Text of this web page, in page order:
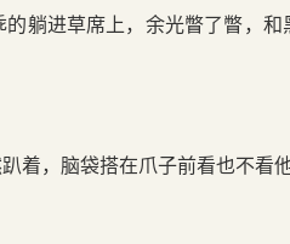
躺进草席上，余光瞥了瞥，和
着，脑袋搭在爪子前看也不看他